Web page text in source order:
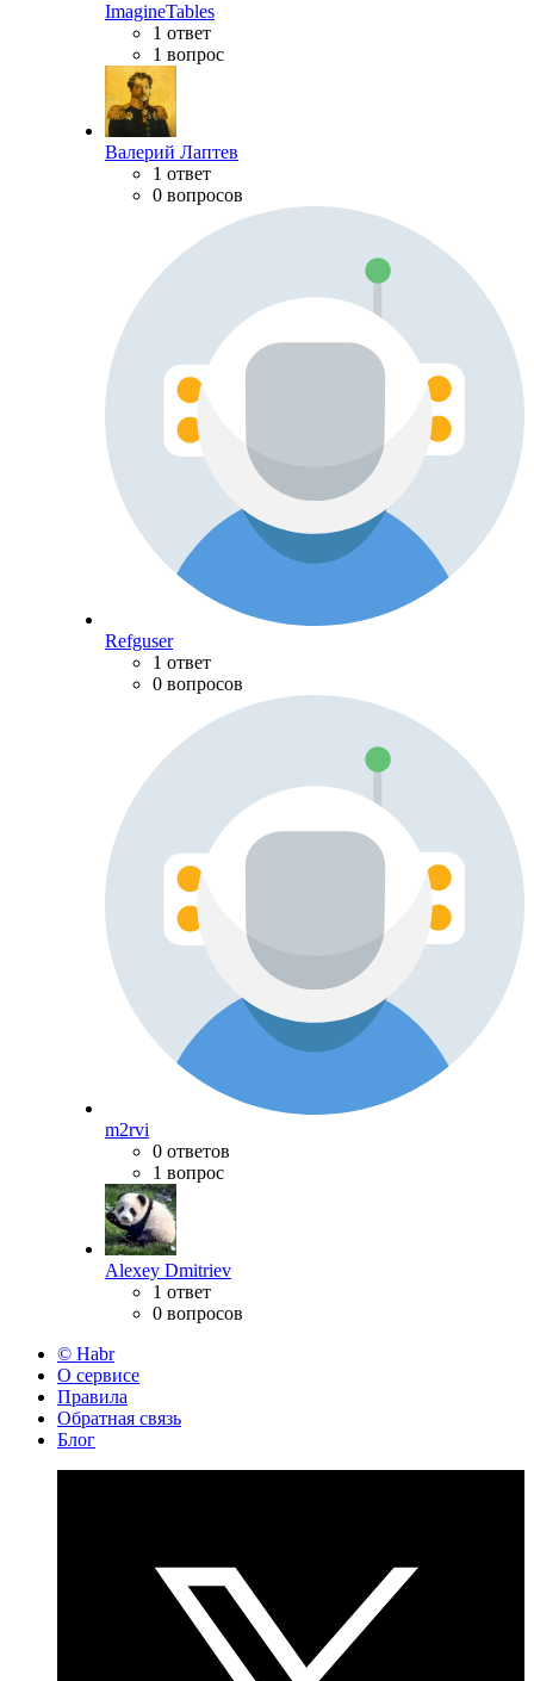
ImagineTables
1 ответ
1 вопрос
Валерий Лаптев
1 ответ
0 вопросов
Refguser
1 ответ
0 вопросов
m2rvi
0 ответов
1 вопрос
Alexey Dmitriev
1 ответ
0 вопросов
© Habr
О сервисе
Правила
Обратная связь
Блог